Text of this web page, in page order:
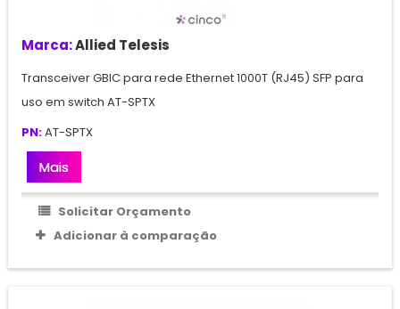
Marca:Allied Telesis
Transceiver GBIC para rede Ethernet 1000T (RJ45) SFP para
uso em switch AT-SPTX
PN:AT-SPTX
Mais
Solicitar Orçamento
Adicionar à comparação